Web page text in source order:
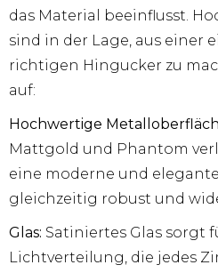
das Material beeinflusst.
sind in der Lage, aus einer
richtigen Hingucker zu
auf:
Hochwertige
Mattgold und Phantom
eine moderne und
gleichzeitig robust und
Glas: Satiniertes Glas sorgt
Lichtverteilung, die jedes